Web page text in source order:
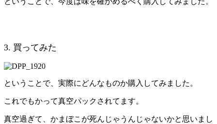
3. 買ってみた
ということで、実際にどんなものか購入してみました。
これでもかって真空パックされてます。
真空過ぎて、かまぼこが死んじゃうんじゃないかと思いまし